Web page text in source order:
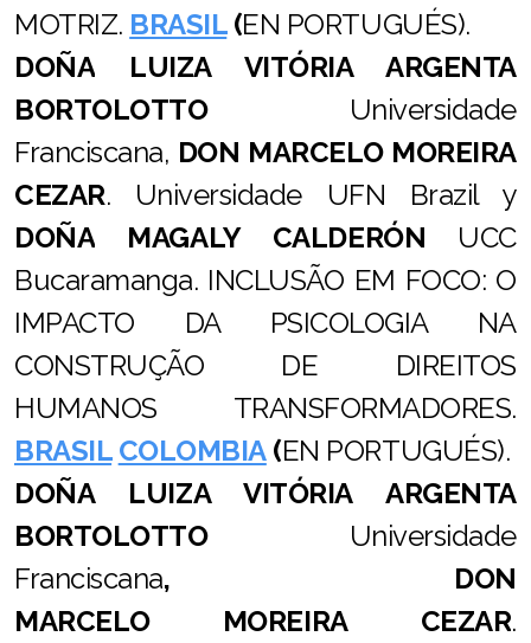
MOTRIZ. BRASIL(EN PORTUGUÉS).
DOÑA
LUIZA VITÓRIA ARGENTA
BORTOLOTTO Universidade
Franciscana, DON MARCELO MOREIRA
CEZAR. Universidade UFN Brazil y
DOÑA
MAGALY CALDERÓN UCC
Bucaramanga. INCLUSÃO EM FOCO: O
IMPACTO DA PSICOLOGIA NA
CONSTRUÇÃO DE DIREITOS
HUMANOS TRANSFORMADORES.
BRASIL COLOMBIA (EN PORTUGUÉS).
DOÑA LUIZA VITÓRIA ARGENTA
BORTOLOTTO Universidade
Franciscana, DON
MARCELO MOREIRA CEZAR.